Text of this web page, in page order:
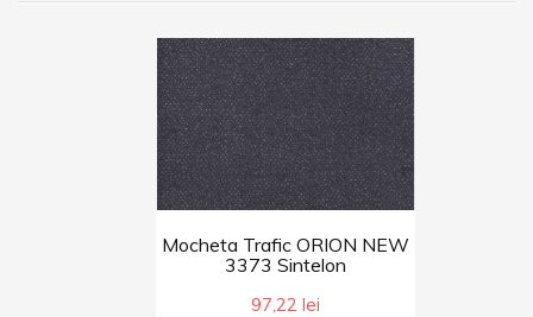
Mocheta Trafic ORION NEW
3373 Sintelon
97,22 lei